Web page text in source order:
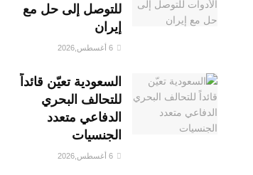
للتوصل إلى حل مع
إيران
السعودية تعيّن قائداً
للتحالف البحري
الدفاعي متعدد
الجنسيات